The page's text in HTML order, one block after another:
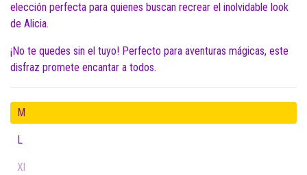
elección perfecta para quienes buscan recrear el inolvidable look
de Alicia.
¡No te quedes sin el tuyo! Perfecto para aventuras mágicas, este
disfraz promete encantar a todos.
M
L
Xl